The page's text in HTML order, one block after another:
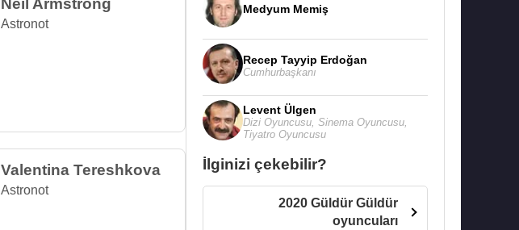
Neil Armstrong
Astronot
Valentina Tereshkova
Astronot
Medyum Memiş
Recep Tayyip Erdoğan
Cumhurbaşkanı
Levent Ülgen
Dizi Oyuncusu, Sinema Oyuncusu,
Tiyatro Oyuncusu
İlginizi çekebilir?
2020 Güldür Güldür
oyuncuları